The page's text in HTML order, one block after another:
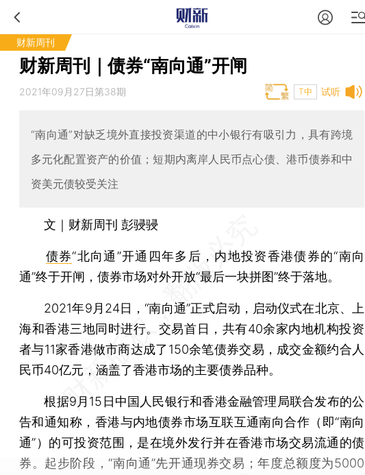
财新周刊
财新周刊｜债券“南向通”开闸
试听
2021年09月27日第38期 T中
“南向通”对缺乏境外直接投资渠道的中小银行有吸引力，具有跨境
多元化配置资产的价值；短期内离岸人民币点心债、港币债券和中
资美元债较受关注
文｜财新周刊 彭骎骎
债券“北向通”开通四年多后，内地投资香港债券的“南向
通”终于开闸，债券市场对外开放“最后一块拼图”终于落地。
2021年9月24日，“南向通”正式启动，启动仪式在北京、上
海和香港三地同时进行。交易首日，共有40余家内地机构投资
者与11家香港做市商达成了150余笔债券交易，成交金额约合人
民币40亿元，涵盖了香港市场的主要债券品种。
根据9月15日中国人民银行和香港金融管理局联合发布的公
告和通知称，香港与内地债券市场互联互通南向合作（即“南向
通”）的可投资范围，是在境外发行并在香港市场交易流通的债
券。起步阶段，“南向通”先开通现券交易；年度总额度为5000